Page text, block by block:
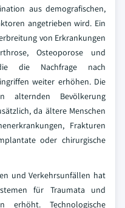
aus demografischen,
angetrieben wird. Ein
von Erkrankungen
Osteoporose und
die Nachfrage nach
weiter erhöhen. Die
alternden Bevölkerung
da ältere Menschen
Frakturen
oder chirurgische
und Verkehrsunfällen hat
für Traumata und
erhöht. Technologische